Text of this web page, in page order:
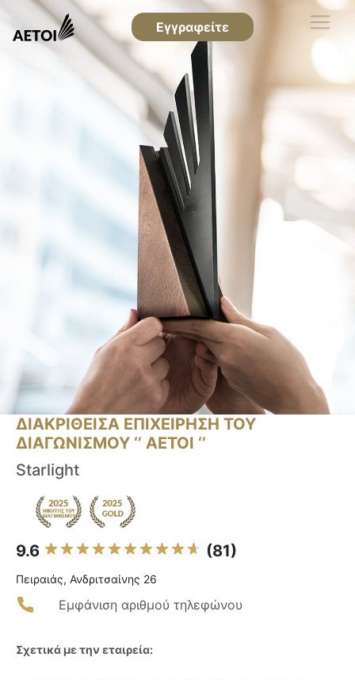
Εγγραφείτε
ΔΙΑΚΡΙΘΕΙΣΑ ΕΠΙΧΕΙΡΗΣΗ ΤΟΥ
ΔΙΑΓΩΝΙΣΜΟΥ ‘’ ΑΕΤΟΙ ‘’
Starlight
9.6 (81)
Πειραιάς, Ανδριτσαίνης 26
Εμφάνιση αριθμού τηλεφώνου
Σχετικά με την εταιρεία: